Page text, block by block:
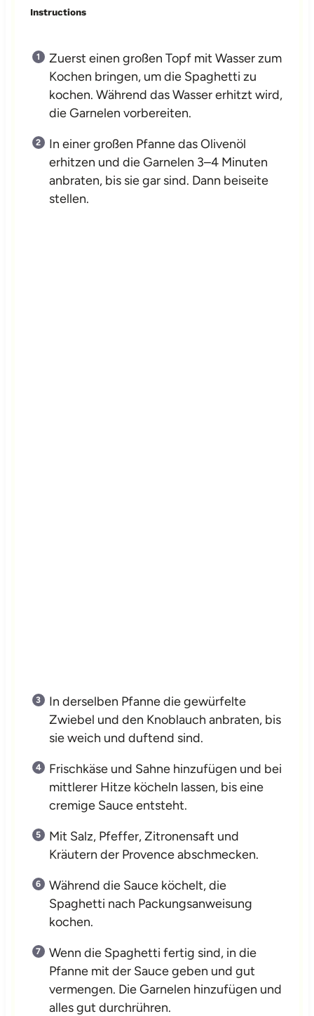
Instructions
Zuerst einen großen Topf mit Wasser zum
Kochen bringen, um die Spaghetti zu
kochen. Während das Wasser erhitzt wird,
die Garnelen vorbereiten.
In einer großen Pfanne das Olivenöl
erhitzen und die Garnelen 3–4 Minuten
anbraten, bis sie gar sind. Dann beiseite
stellen.
In derselben Pfanne die gewürfelte
Zwiebel und den Knoblauch anbraten, bis
sie weich und duftend sind.
Frischkäse und Sahne hinzufügen und bei
mittlerer Hitze köcheln lassen, bis eine
cremige Sauce entsteht.
Mit Salz, Pfeffer, Zitronensaft und
Kräutern der Provence abschmecken.
Während die Sauce köchelt, die
Spaghetti nach Packungsanweisung
kochen.
Wenn die Spaghetti fertig sind, in die
Pfanne mit der Sauce geben und gut
vermengen. Die Garnelen hinzufügen und
alles gut durchrühren.